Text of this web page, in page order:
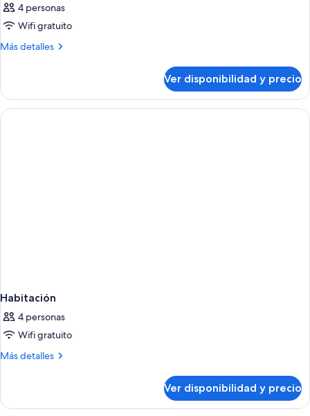
4 personas
Wifi gratuito
Más detalles
Más
Ver disponibilidad y precio
Habitación
4 personas
Wifi gratuito
Más detalles
Más
Ver disponibilidad y precio